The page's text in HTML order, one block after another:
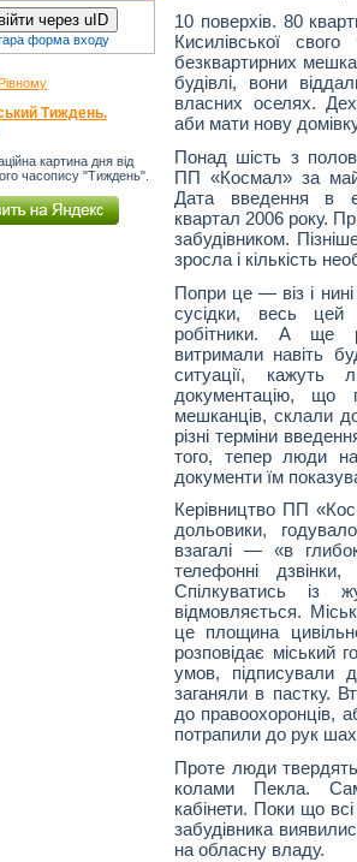
через uID
форма входу
Тиждень.
картина дня від
часопису "Тиждень".
10 поверхів. 80
Кисилівської
безквартирних
будівлі, вони
власних оселях.
аби мати нову
Понад шість з
ПП «Космал» за
Дата введення в
квартал 2006 року.
забудівником.
зросла і кількість
Попри це — віз і
сусідки, весь
робітники. А ще
витримали навіть
ситуації,
документацію, що
мешканців, склали
різні терміни
того, тепер люди
документи їм
Керівництво ПП
дольовики,
взагалі — «в
телефонні
Спілкуватись із
відмовляється.
це площина
розповідає міський
умов, підписували
заганяли в пастку.
до правоохоронців,
потрапили до рук
Проте люди
колами Пекла.
кабінети. Поки що
забудівника
на обласну владу.